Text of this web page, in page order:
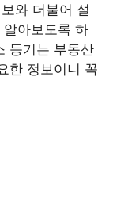
와 더불어 설
아보도록 하
등기는 부동산
한 정보이니 꼭